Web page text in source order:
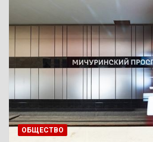
ОБЩЕСТВО